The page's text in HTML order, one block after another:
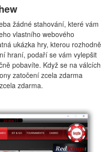
žádné stahování, které vám
vlastního webového
ukázka hry, kterou rozhodně
hraní, podaří se vám vylepšit
pobavíte. Když se na válcích
zatočení zcela zdarma
zdarma.